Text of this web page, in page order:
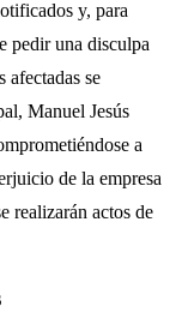
y, para
pedir una disculpa
afectadas se
Manuel Jesús
a
de la empresa
realizarán actos de